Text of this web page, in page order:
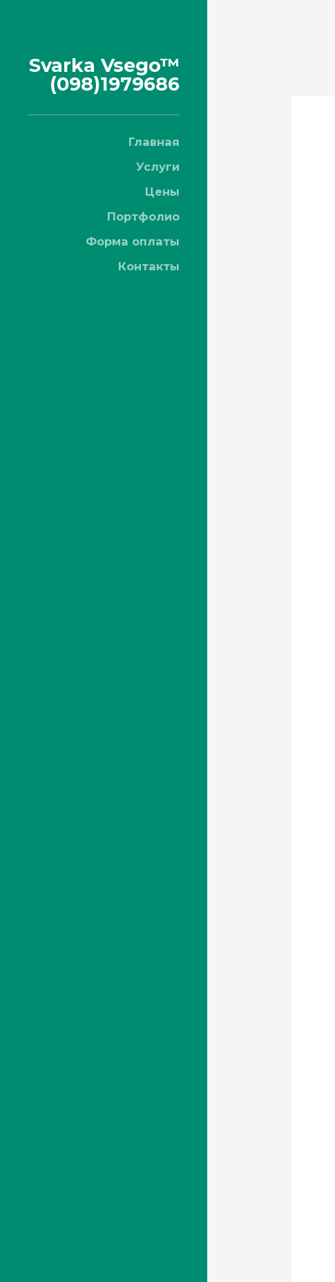
Svarka Vsego™
(098)1979686
Главная
Услуги
Цены
Портфолио
Форма оплаты
Контакты